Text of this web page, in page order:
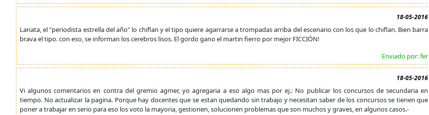
18-05-2016
Lanata, el "periodista estrella del año" lo chiflan y el tipo quiere agarrarse a trompadas arriba del escenario con los que lo chiflan. Bien barra
brava el tipo. con eso, se informan los cerebros lisos. El gordo gano el martin fierro por mejor FICCIÓN!
Enviado por: fer
18-05-2016
Vi algunos comentarios en contra del gremio agmer, yo agregaria a eso algo mas por ej.: No publicar los concursos de secundaria en
tiempo. No actualizar la pagina. Porque hay docentes que se estan quedando sin trabajo y necesitan saber de los concursos se tienen que
poner a trabajar en serio para eso los voto la mayoria, gestionen, solucionen problemas que son muchos y graves, en algunos casos.-